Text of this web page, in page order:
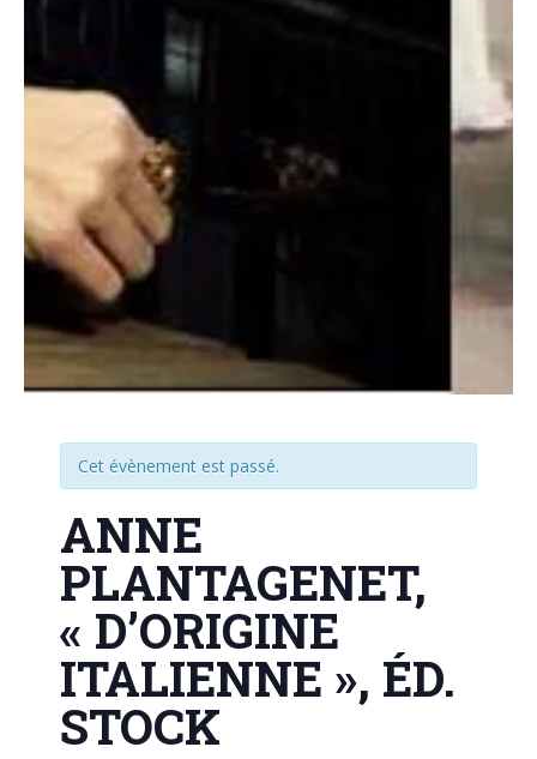
Cet évènement est passé.
ANNE
PLANTAGENET,
« D’ORIGINE
ITALIENNE », ÉD.
STOCK